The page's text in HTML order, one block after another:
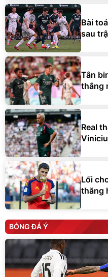
Bài
sau
Tân
thắng
Real
Lối
thăng
BÓNG ĐÁ Ý